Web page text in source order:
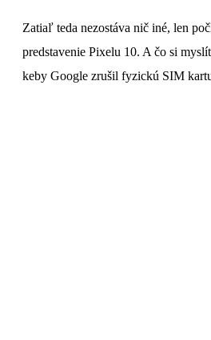
Zatiaľ teda nezostáva nič iné, len
predstavenie Pixelu 10. A čo si
keby Google zrušil fyzickú SIM